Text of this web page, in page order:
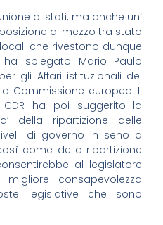
di stati, ma anche un’
di mezzo tra stato
che rivestono dunque
spiegato Mario Paulo
gli Affari istituzionali del
Commissione europea. Il
CDR ha poi suggerito la
della ripartizione delle
di governo in seno a
come della ripartizione
al legislatore
consapevolezza
legislative che sono